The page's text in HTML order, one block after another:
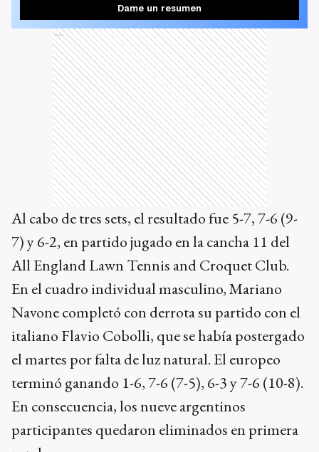
Dame un resumen
Ads
Al cabo de tres sets, el resultado fue 5-7, 7-6 (9-
7) y 6-2, en partido jugado en la cancha 11 del
All England Lawn Tennis and Croquet Club.
En el cuadro individual masculino, Mariano
Navone completó con derrota su partido con el
italiano Flavio Cobolli, que se había postergado
el martes por falta de luz natural. El europeo
terminó ganando 1-6, 7-6 (7-5), 6-3 y 7-6 (10-8).
En consecuencia, los nueve argentinos
participantes quedaron eliminados en primera